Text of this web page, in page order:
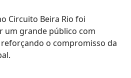
Circuito Beira Rio foi
um grande público com
o compromisso da